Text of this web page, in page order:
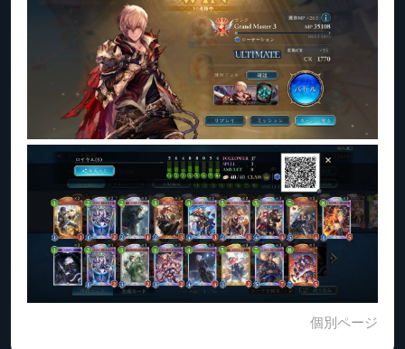
個別ページ